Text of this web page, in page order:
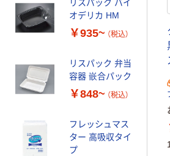
リスパック バイ
オデリカ HM
￥935~ （税込）
リスパック 弁当
容器 嵌合パック
￥848~ （税込）
フレッシュマス
ター 高吸収タイ
プ